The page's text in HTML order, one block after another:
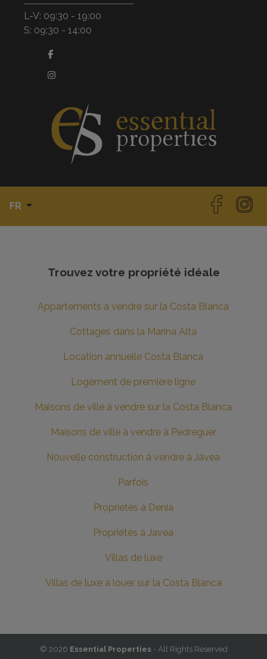
L-V: 09:30 - 19:00
S: 09:30 - 14:00
FR
Trouvez votre propriété idéale
Appartements à vendre sur la Costa Blanca
Cottages dans la Marina Alta
Location annuelle Costa Blanca
Logement de première ligne
Maisons de ville à vendre sur la Costa Blanca
Maisons de ville à vendre à Pedreguer
Nouvelle construction à vendre à Jávea
Parfois
Propriétés à Denia
Propriétés à Javea
Villas de luxe
Villas de luxe à louer sur la Costa Blanca
© 2026 Essential Properties- All Rights Reserved